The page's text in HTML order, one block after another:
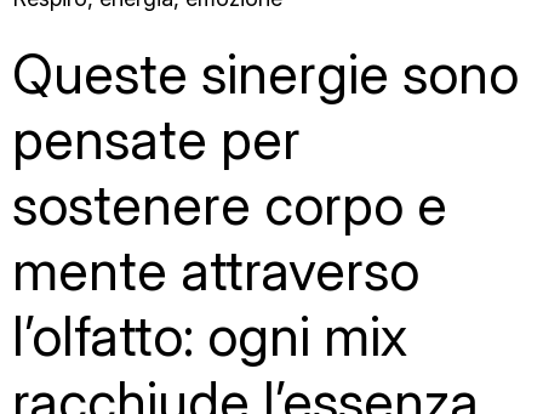
Queste sinergie sono
pensate per
sostenere corpo e
mente attraverso
l’olfatto: ogni mix